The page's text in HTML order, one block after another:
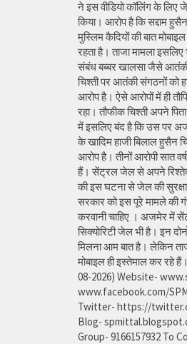
ने इस वीडियो कॉलिंग के लिए
किया। आरोप है कि सद्दाम
मुस्लिम कैदियों की बात
रहता है। ताजा मामला
संबंध बब्बर खालसा जैसे
चिश्ती पर आतंकी संगठनों को
आरोप है। ऐसे आरोपों में ही
रहा। तौफीक चिश्ती अपने
में इसलिए बंद है कि उस पर
के खादिम हाजी बिलाल हुसैन
आरोप है। तीनों आरोपी सात
हैं। सेंट्रल जेल से अपने
की इस घटना से जेल की
सरकार को इस पूरे मामले की
करवानी चाहिए । अजमेर में
सिक्योरिटी जेल भी है। इन
मिलना आम बात है। लेकिन
मोबाइल ही इस्तेमाल कर रहे
08-2026) Website-
www.facebook.com/
Twitter- https://
Blog-
Group- 9166157932 To